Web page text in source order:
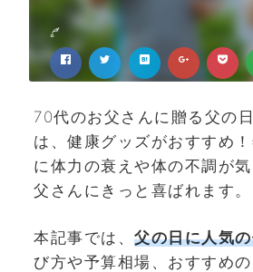
70代のお父さんに贈る父の
は、健康グッズがおすすめ
に体力の衰えや体の不調が
父さんにきっと喜ばれます。
本記事では、 父の日に人気
び方や予算相場、おすすめ